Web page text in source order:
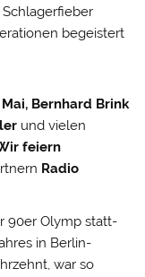
Schlagerfieber
begeistert
Mai, Bernhard Brink
und vielen
feiern
Radio
90er Olymp statt-
in Berlin-
war so